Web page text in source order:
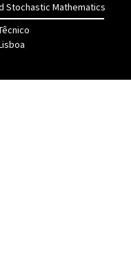
Stochastic Mathematics